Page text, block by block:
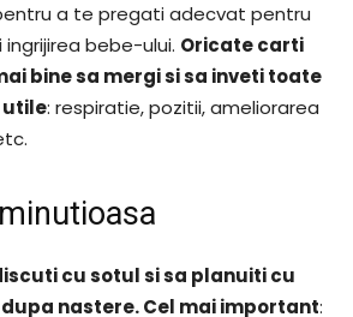
a te pregati adecvat pentru
bebe-ului. Oricate carti
bine sa mergi si sa inveti toate
: respiratie, pozitii, ameliorarea
cu sotul si sa planuiti cu
nastere. Cel mai important: